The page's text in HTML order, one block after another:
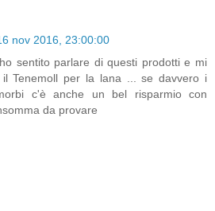
nov 2016, 23:00:00
sentito parlare di questi prodotti e mi
il Tenemoll per la lana ... se davvero i
c'è anche un bel risparmio con
da provare